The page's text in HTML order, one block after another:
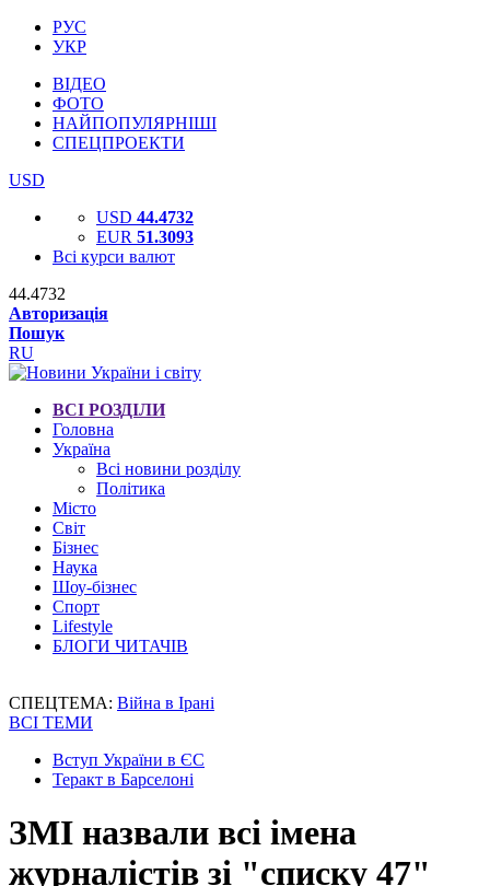
РУС
УКР
ВІДЕО
ФОТО
НАЙПОПУЛЯРНІШІ
СПЕЦПРОЕКТИ
USD
USD 44.4732
EUR 51.3093
Всі курси валют
44.4732
Авторизація
Пошук
RU
ВСІ РОЗДІЛИ
Головна
Україна
Всі новини розділу
Політика
Місто
Світ
Бізнес
Наука
Шоу-бізнес
Спорт
Lifestyle
БЛОГИ ЧИТАЧІВ
СПЕЦТЕМА: Війна в Ірані
ВСІ ТЕМИ
Вступ України в ЄС
Теракт в Барселоні
ЗМІ назвали всі імена
журналістів зі "списку 47"